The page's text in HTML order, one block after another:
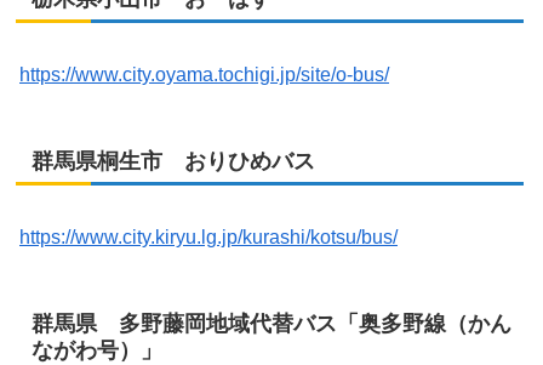
https://www.city.oyama.tochigi.jp/site/o-bus/
群馬県桐生市 おりひめバス
https://www.city.kiryu.lg.jp/kurashi/kotsu/bus/
群馬県 多野藤岡地域代替バス「奥多野線（かん
ながわ号）」